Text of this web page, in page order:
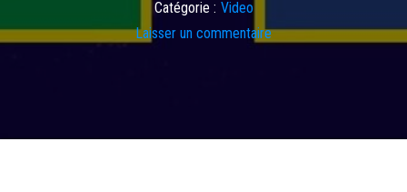
Catégorie : Video
Laisser un commentaire